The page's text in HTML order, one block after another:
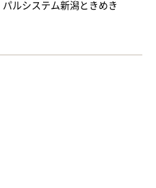
パルシステム新潟ときめき